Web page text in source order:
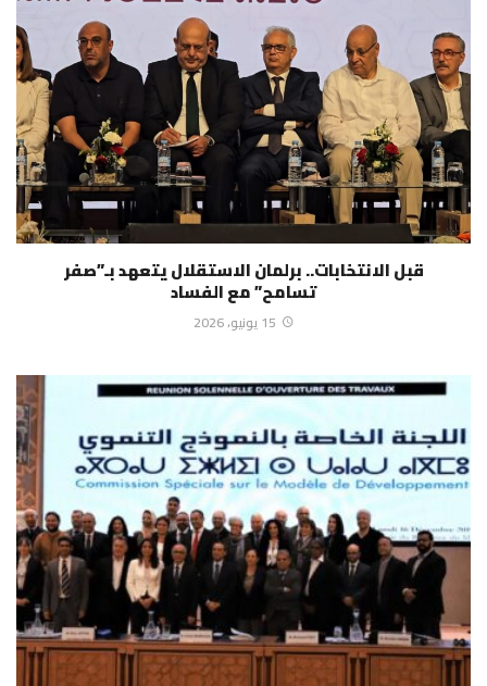
قبل الانتخابات.. برلمان الاستقلال يتعهد بـ”صفر
تسامح” مع الفساد
15 يونيو، 2026